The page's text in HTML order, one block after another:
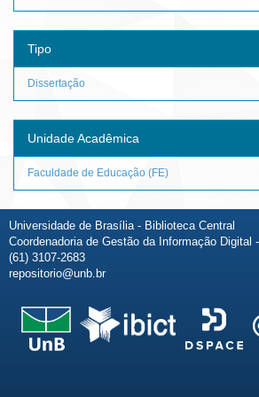
Tipo
Dissertação
Unidade Acadêmica
Faculdade de Educação (FE)
Universidade de Brasília - Biblioteca Central
Coordenadoria de Gestão da Informação Digital
(61) 3107-2683
repositorio@unb.br